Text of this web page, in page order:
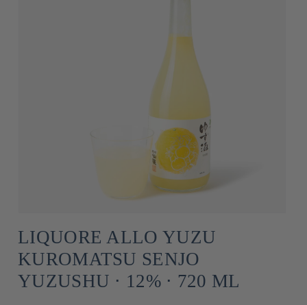
LIQUORE ALLO YUZU
KUROMATSU SENJO
YUZUSHU ⋅ 12% ⋅ 720 ML